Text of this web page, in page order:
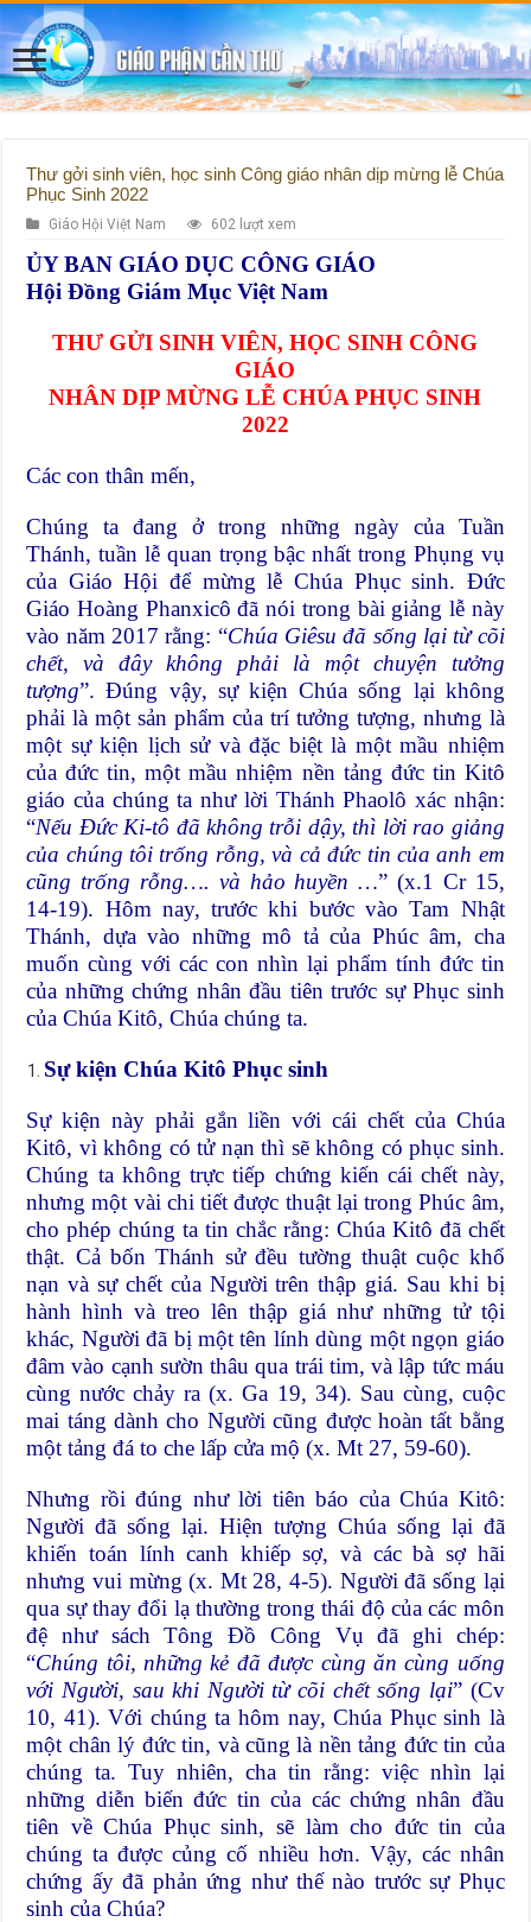
Thư gởi sinh viên, học sinh Công giáo nhân dịp mừng lễ Chúa
Phục Sinh 2022
Giáo Hội Việt Nam 602 lượt xem
ỦY BAN GIÁO DỤC CÔNG GIÁO
Hội Đồng Giám Mục Việt Nam
THƯ GỬI SINH VIÊN, HỌC SINH CÔNG
GIÁO
NHÂN DỊP MỪNG LỄ CHÚA PHỤC SINH
2022
Các con thân mến,
Chúng ta đang ở trong những ngày của Tuần
Thánh, tuần lễ quan trọng bậc nhất trong Phụng vụ
của Giáo Hội để mừng lễ Chúa Phục sinh. Đức
Giáo Hoàng Phanxicô đã nói trong bài giảng lễ này
vào năm 2017 rằng: “Chúa Giêsu đã sống lại từ cõi
chết, và đây không phải là một chuyện tưởng
tượng”. Đúng vậy, sự kiện Chúa sống lại không
phải là một sản phẩm của trí tưởng tượng, nhưng là
một sự kiện lịch sử và đặc biệt là một mầu nhiệm
của đức tin, một mầu nhiệm nền tảng đức tin Kitô
giáo của chúng ta như lời Thánh Phaolô xác nhận:
“Nếu Đức Ki-tô đã không trỗi dậy, thì lời rao giảng
của chúng tôi trống rỗng, và cả đức tin của anh em
cũng trống rỗng…. và hảo huyền …” (x.1 Cr 15,
14-19). Hôm nay, trước khi bước vào Tam Nhật
Thánh, dựa vào những mô tả của Phúc âm, cha
muốn cùng với các con nhìn lại phẩm tính đức tin
của những chứng nhân đầu tiên trước sự Phục sinh
của Chúa Kitô, Chúa chúng ta.
Sự kiện Chúa Kitô Phục sinh
Sự kiện này phải gắn liền với cái chết của Chúa
Kitô, vì không có tử nạn thì sẽ không có phục sinh.
Chúng ta không trực tiếp chứng kiến cái chết này,
nhưng một vài chi tiết được thuật lại trong Phúc âm,
cho phép chúng ta tin chắc rằng: Chúa Kitô đã chết
thật. Cả bốn Thánh sử đều tường thuật cuộc khổ
nạn và sự chết của Người trên thập giá. Sau khi bị
hành hình và treo lên thập giá như những tử tội
khác, Người đã bị một tên lính dùng một ngọn giáo
đâm vào cạnh sườn thâu qua trái tim, và lập tức máu
cùng nước chảy ra (x. Ga 19, 34). Sau cùng, cuộc
mai táng dành cho Người cũng được hoàn tất bằng
một tảng đá to che lấp cửa mộ (x. Mt 27, 59-60).
Nhưng rồi đúng như lời tiên báo của Chúa Kitô:
Người đã sống lại. Hiện tượng Chúa sống lại đã
khiến toán lính canh khiếp sợ, và các bà sợ hãi
nhưng vui mừng (x. Mt 28, 4-5). Người đã sống lại
qua sự thay đổi lạ thường trong thái độ của các môn
đệ như sách Tông Đồ Công Vụ đã ghi chép:
“Chúng tôi, những kẻ đã được cùng ăn cùng uống
với Người, sau khi Người từ cõi chết sống lại” (Cv
10, 41). Với chúng ta hôm nay, Chúa Phục sinh là
một chân lý đức tin, và cũng là nền tảng đức tin của
chúng ta. Tuy nhiên, cha tin rằng: việc nhìn lại
những diễn biến đức tin của các chứng nhân đầu
tiên về Chúa Phục sinh, sẽ làm cho đức tin của
chúng ta được củng cố nhiều hơn. Vậy, các nhân
chứng ấy đã phản ứng như thế nào trước sự Phục
sinh của Chúa?